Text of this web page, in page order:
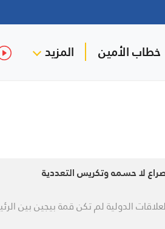
خطاب الأمين المزيد
لا حسمه وتكريس التعددية
الدولية لم تكن قمة بيجين بين